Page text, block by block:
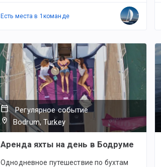
Есть места в 1 командe
Регулярное событие
Bodrum, Turkey
Аренда яхты на день в Бодруме
Однодневное путешествие по бухтам